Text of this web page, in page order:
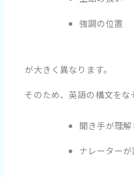
強調の位置
が大きく異なります。
そのため、英語の構文をな
聞き手が理
ナレーター